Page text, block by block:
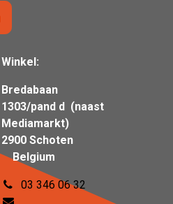
Winkel:
Bredabaan
1303/pand d (naast
Mediamarkt)
2900 Schoten
Belgium
03 346 06 32